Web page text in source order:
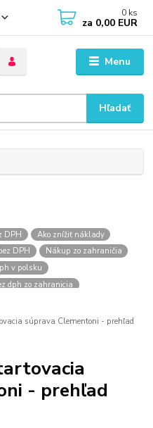
Menu
Hľadať
0 ks
za 0,00 EUR
DPH
Ako znížiť náklady
DPH
Nákup zo zahraničia
v polsku
dph zo zahranicia
deti
pre dievčatá
Star Wars
by malo batoľa meniť posteľ?
súprava Clementoni - prehľad
- prehľad